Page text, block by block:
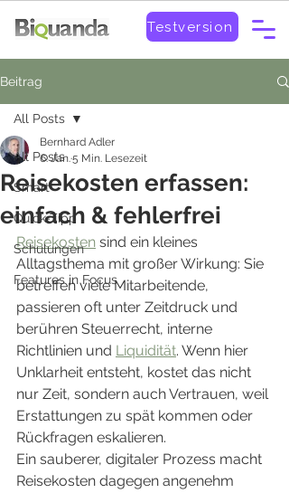
Testversion
Beitrag
All Posts
Smart
Quick-Tipp
Schulungen
Features in Focus
All Posts
Reisekosten erfassen:
einfach & fehlerfrei
Bernhard Adler
6. Jan.5 Min. Lesezeit
Reisekosten sind ein kleines
Alltagsthema mit großer Wirkung: Sie
betreffen viele Mitarbeitende,
passieren oft unter Zeitdruck und
berühren Steuerrecht, interne
Richtlinien und Liquidität. Wenn hier
Unklarheit entsteht, kostet das nicht
nur Zeit, sondern auch Vertrauen, weil
Erstattungen zu spät kommen oder
Rückfragen eskalieren.
Ein sauberer, digitaler Prozess macht
Reisekosten dagegen angenehm